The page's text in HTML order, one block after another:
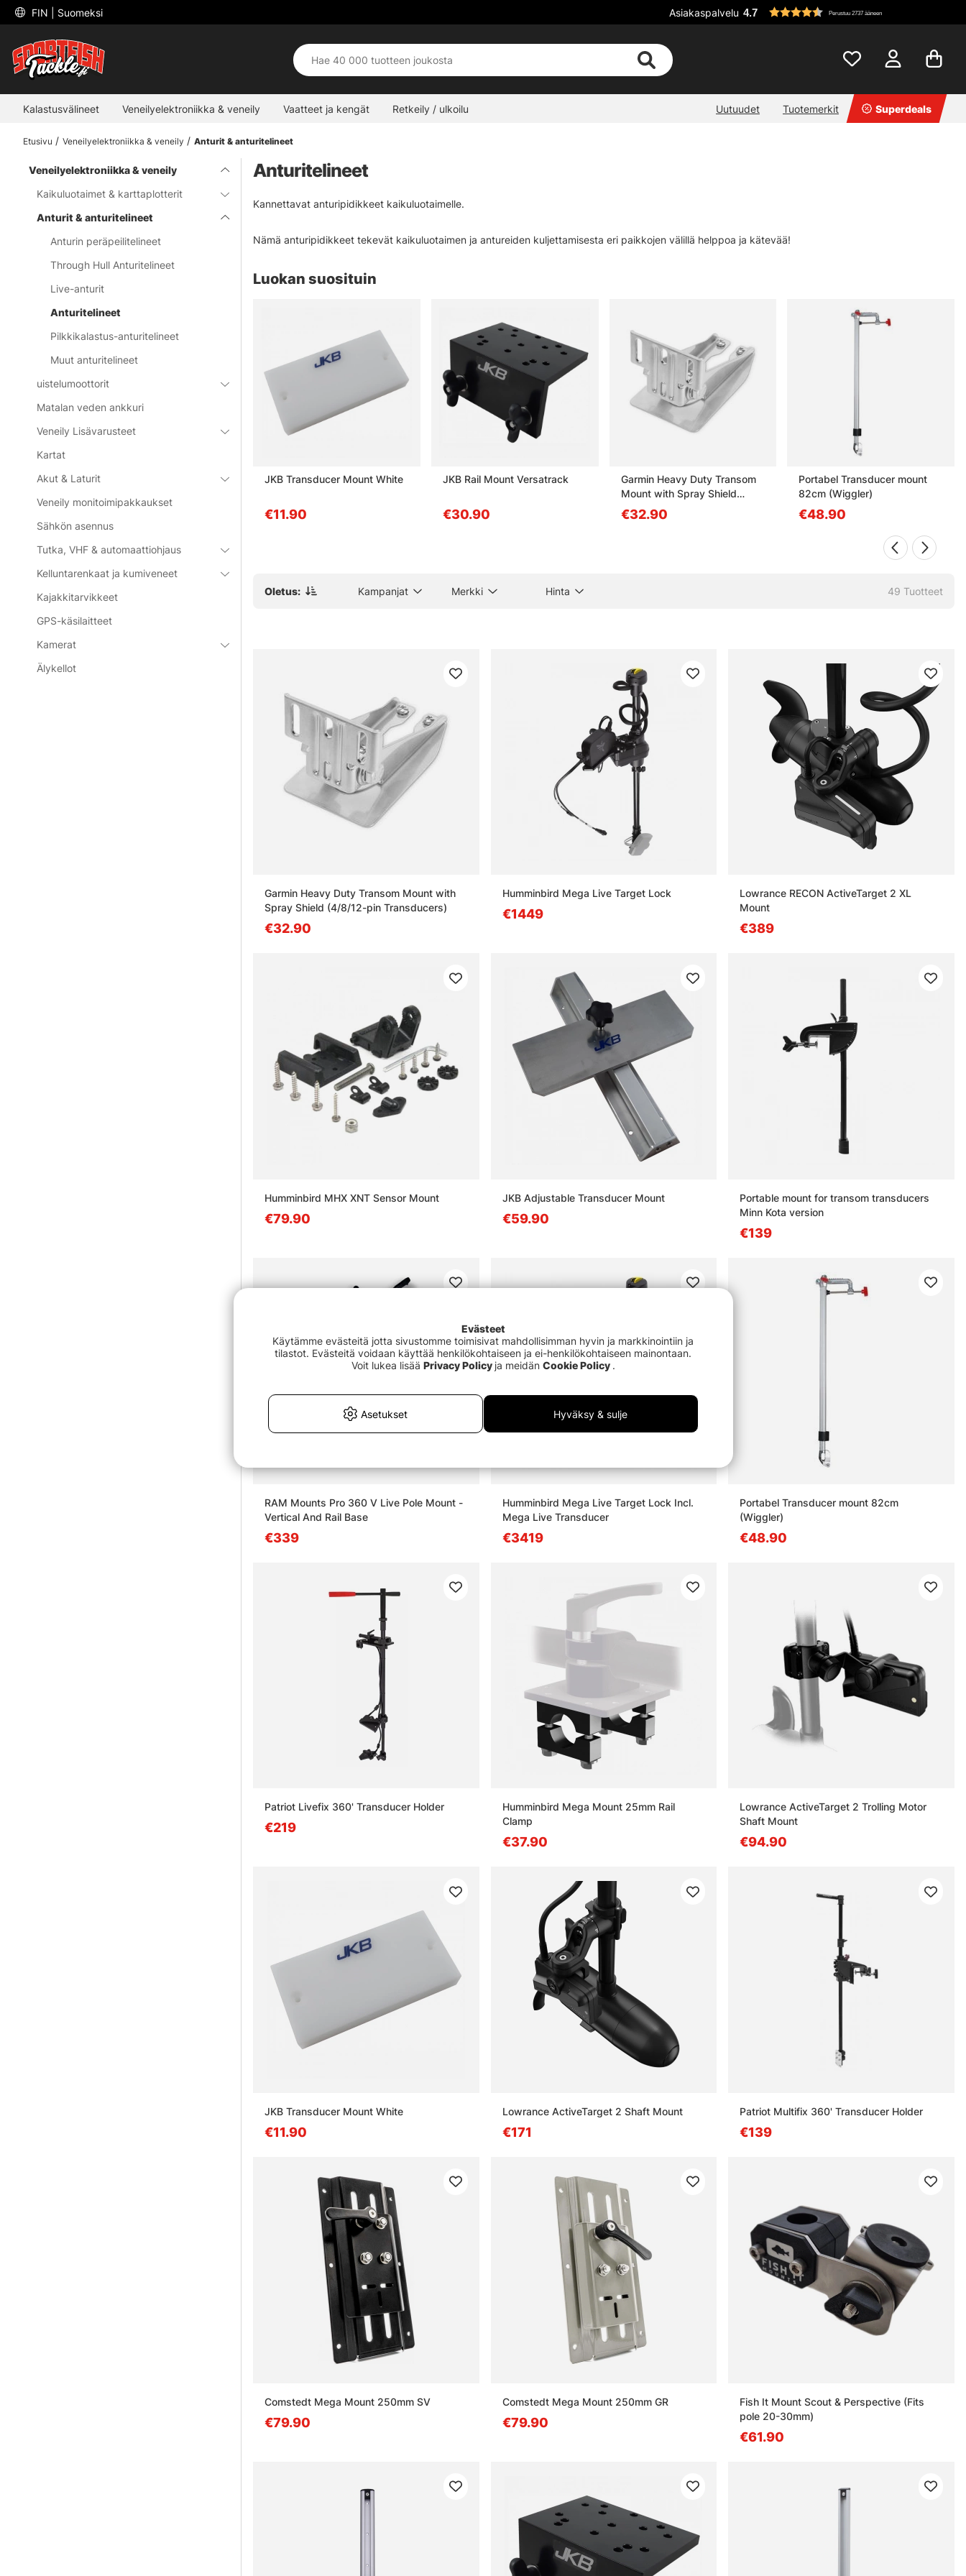
FIN | Suomeksi Asiakaspalvelu 4.7 Perustuu 2737 ääneen
Kalastusvälineet Veneilyelektroniikka & veneily Vaatteet ja kengät Retkeily / ulkoilu Uutuudet Tuotemerkit Superdeals
Etusivu Veneilyelektroniikka & veneily Anturit & anturitelineet
Veneilyelektroniikka & veneily
Kaikuluotaimet & karttaplotterit
Anturit & anturitelineet
Anturin peräpeilitelineet
Through Hull Anturitelineet
Live-anturit
Anturitelineet
Pilkkikalastus-anturitelineet
Muut anturitelineet
uistelumoottorit
Matalan veden ankkuri
Veneily Lisävarusteet
Kartat
Akut & Laturit
Veneily monitoimipakkaukset
Sähkön asennus
Tutka, VHF & automaattiohjaus
Kelluntarenkaat ja kumiveneet
Kajakkitarvikkeet
GPS-käsilaitteet
Kamerat
Älykellot
Anturitelineet
Kannettavat anturipidikkeet kaikuluotaimelle.
Nämä anturipidikkeet tekevät kaikuluotaimen ja antureiden kuljettamisesta eri paikkojen välillä helppoa ja kätevää!
Luokan suosituin
Portabel Transducer mount
JKB Transducer Mount White
€11.90
JKB Rail Mount Versatrack
€30.90
Garmin Heavy Duty Transom
Mount with Spray Shield
(4/8/12-pin Transducers)
€32.90
Portabel Transducer mount
82cm (Wiggler)
€48.90
Oletus: Kampanjat Merkki Hinta 49 Tuotteet
Garmin Heavy Duty Transom Mount with
Spray Shield (4/8/12-pin Transducers)
€32.90
Humminbird Mega Live Target Lock
€1449
Lowrance RECON ActiveTarget 2 XL
Mount
€389
Humminbird MHX XNT Sensor Mount
€79.90
JKB Adjustable Transducer Mount
€59.90
Portable mount for transom transducers
Minn Kota version
€139
RAM Mounts Pro 360 V Live Pole Mount -
Vertical And Rail Base
€339
Humminbird Mega Live Target Lock Incl.
Mega Live Transducer
€3419
Portabel Transducer mount 82cm
(Wiggler)
€48.90
Patriot Livefix 360' Transducer Holder
€219
Humminbird Mega Mount 25mm Rail
Clamp
€37.90
Lowrance ActiveTarget 2 Trolling Motor
Shaft Mount
€94.90
JKB Transducer Mount White
€11.90
Lowrance ActiveTarget 2 Shaft Mount
€171
Patriot Multifix 360' Transducer Holder
€139
Comstedt Mega Mount 250mm SV
€79.90
Comstedt Mega Mount 250mm GR
€79.90
Fish It Mount Scout & Perspective (Fits
pole 20-30mm)
€61.90
Evästeet
Käytämme evästeitä jotta sivustomme toimisivat mahdollisimman hyvin ja markkinointiin ja
tilastot. Evästeitä voidaan käyttää henkilökohtaiseen ja ei-henkilökohtaiseen mainontaan.
Voit lukea lisää Privacy Policy ja meidän Cookie Policy .
Asetukset Hyväksy & sulje